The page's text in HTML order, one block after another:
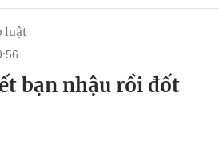
luật
bạn nhậu rồi đốt